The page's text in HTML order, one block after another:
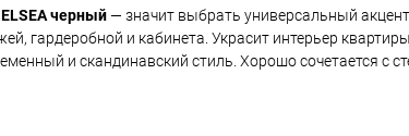
черный— значит выбрать универсальный
гардеробной и кабинета. Украсит интерьер
и скандинавский стиль. Хорошо сочетается с